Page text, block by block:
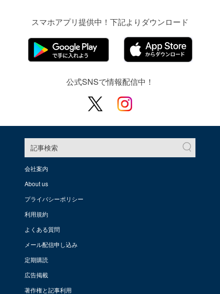
スマホアプリ提供中！下記よりダウンロード
公式SNSで情報配信中！
記事検索
会社案内
About us
プライバシーポリシー
利用規約
よくある質問
メール配信申し込み
定期購読
広告掲載
著作権と記事利用